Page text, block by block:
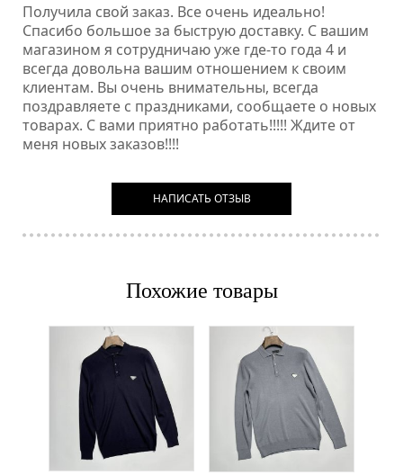
Получила свой заказ. Все очень идеально!
Спасибо большое за быструю доставку. С вашим
магазином я сотрудничаю уже где-то года 4 и
всегда довольна вашим отношением к своим
клиентам. Вы очень внимательны, всегда
поздравляете с праздниками, сообщаете о новых
товарах. С вами приятно работать!!!!! Ждите от
меня новых заказов!!!!
НАПИСАТЬ ОТЗЫВ
Похожие товары